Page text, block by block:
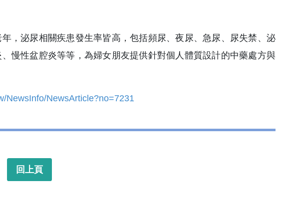
，泌尿相關疾患發生率皆高，包括頻尿、夜尿、急尿、尿失禁、泌
慢性盆腔炎等等，為婦女朋友提供針對個人體質設計的中藥處方與
NewsInfo/NewsArticle?no=7231
回上頁